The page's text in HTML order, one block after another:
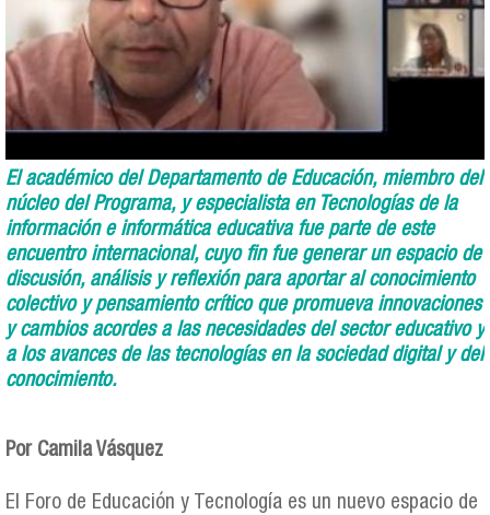
El académico del Departamento de Educación, miembro del
núcleo del Programa, y especialista en Tecnologías de la
información e informática educativa fue parte de este
encuentro internacional, cuyo fin fue generar un espacio de
discusión, análisis y reflexión para aportar al conocimiento
colectivo y pensamiento crítico que promueva innovaciones
y cambios acordes a las necesidades del sector educativo y
a los avances de las tecnologías en la sociedad digital y del
conocimiento.
Por Camila Vásquez
El Foro de Educación y Tecnología es un nuevo espacio de